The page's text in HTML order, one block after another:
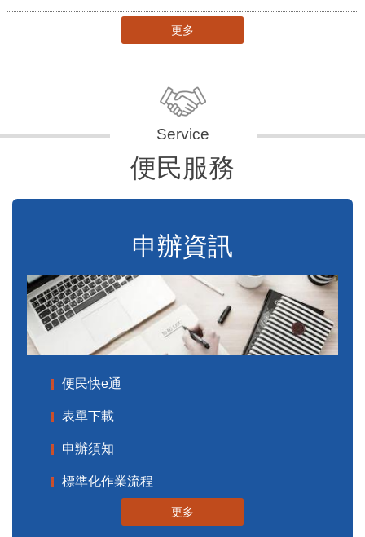
更多
便民服務
申辦資訊
便民快e通
表單下載
申辦須知
標準化作業流程
更多